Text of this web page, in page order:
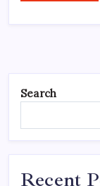
Search
Recent